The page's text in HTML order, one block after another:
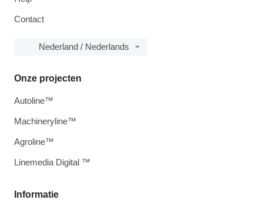
Contact
Nederland / Nederlands
Informatie
Onze projecten
Autoline™
Machineryline™
Agroline™
Linemedia Digital ™